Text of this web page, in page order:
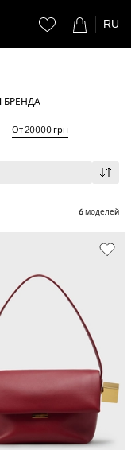
RU
БРЕНДА
От 20000 грн
6моделей